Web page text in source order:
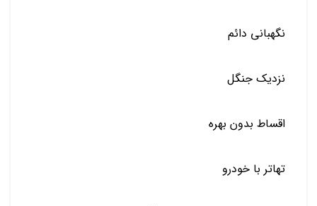
نگهبانی دائم
نزدیک جنگل
اقساط بدون بهره
تهاتر با خودرو